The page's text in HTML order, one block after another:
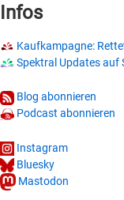
Infos
Kaufkampagne:
Spektral Updates auf
Blog abonnieren
Podcast abonnieren
Instagram
Bluesky
Mastodon